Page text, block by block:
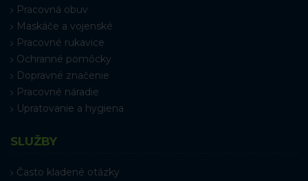
Pracovná obuv
Maskáče a vojenské
Pracovné rukavice
Ochranné pomôcky
Dopravné značenie
Pracovné náradie
Upratovanie a hygiena
SLUŽBY
Často kladené otázky